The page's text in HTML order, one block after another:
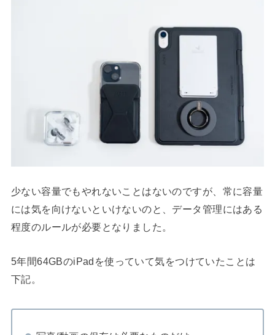
少ない容量でもやれないことはないのですが、常に容量
には気を向けないといけないのと、データ管理にはある
程度のルールが必要となりました。
5年間64GBのiPadを使っていて気をつけていたことは
下記。